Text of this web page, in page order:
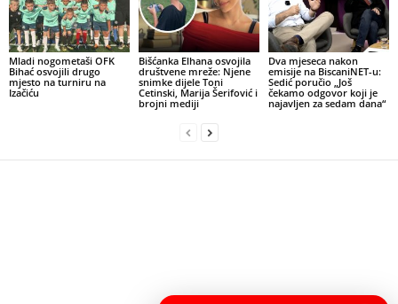
Mladi nogometaši OFK
Bihać osvojili drugo
mjesto na turniru na
Izačiću
Bišćanka Elhana osvojila
društvene mreže: Njene
snimke dijele Toni
Cetinski, Marija Šerifović i
brojni mediji
Dva mjeseca nakon
emisije na BiscaniNET-u:
Sedić poručio „Još
čekamo odgovor koji je
najavljen za sedam dana“